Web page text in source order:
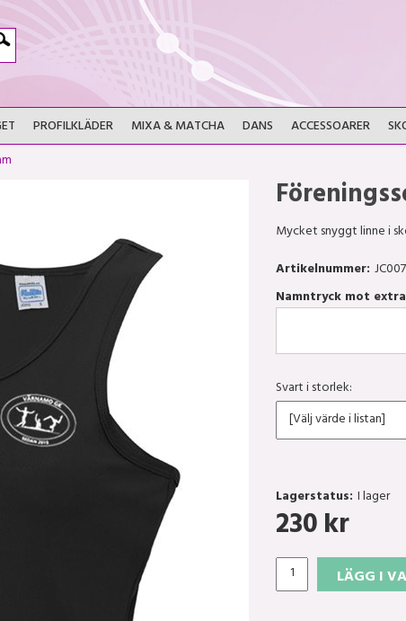
PROFILKLÄDER MIXA & MATCHA DANS ACCESSOARER
Mycket snyggt linne i
Artikelnummer:
Namntryck mot
Svart i storlek:
Lagerstatus: I lager
230kr
LÄGG I